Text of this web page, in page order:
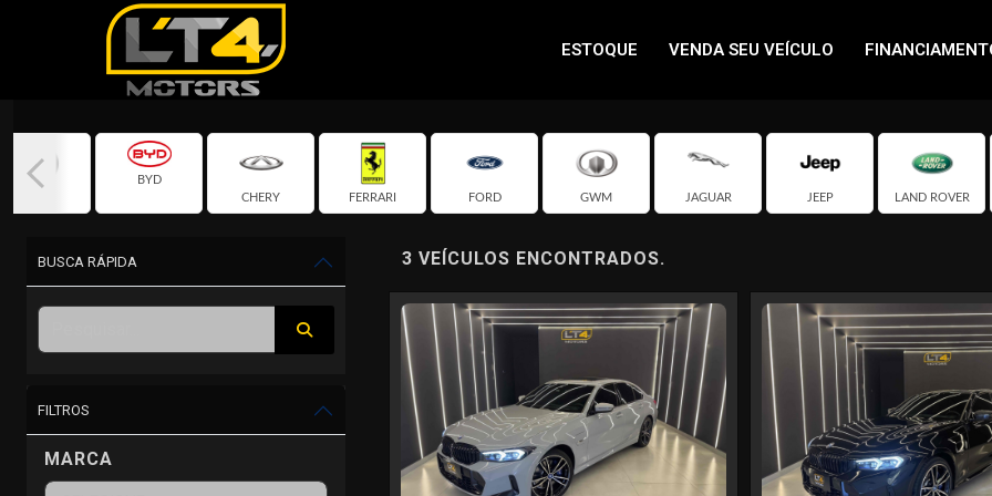
ESTOQUE VENDA SEU VEÍCULO
BYD
CHERY
FERRARI FORD GWM JAGUAR JEEP LAND ROVER
BUSCA RÁPIDA
FILTROS
MARCA
3 VEÍCULOS ENCONTRADOS.